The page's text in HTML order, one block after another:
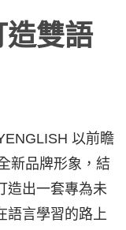
造雙語
以前瞻
新品牌形象，結
造出一套專為未
語言學習的路上